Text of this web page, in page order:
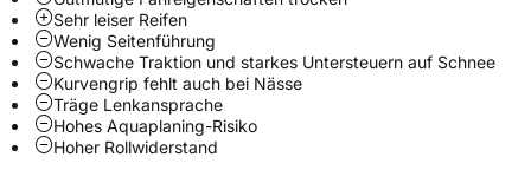
EffizienzC
NasshaftungC
Rollgeräusch (Klasse)B
Sehr leiser Reifen
Wenig Seitenführung
Schwache Traktion und starkes Untersteuern auf Schnee
Kurvengrip fehlt auch bei Nässe
Träge Lenkansprache
Hohes Aquaplaning-Risiko
Hoher Rollwiderstand